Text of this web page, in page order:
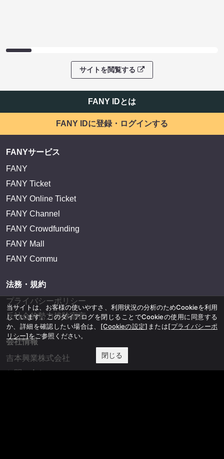
サイトを閲覧する
FANY IDとは
FANY IDに登録・ログインする
FANYサービス
FANY
FANY Ticket
FANY Online Ticket
FANY Channel
FANY Crowdfunding
FANY Mall
FANY Commu
法務・規約
プライバシーポリシー
反社会的勢力排除宣言
会社情報
吉本興業株式会社
お問い合わせ
当サイトは、お客様の使いやすさ、利用状況の分析のためCookieを利用
しています。このダイアログを閉じることでCookieの使用に同意する
か、詳細を確認したい場合は、 [Cookieの設定] または[プライバシーポ
リシー]をご参照ください。
閉じる